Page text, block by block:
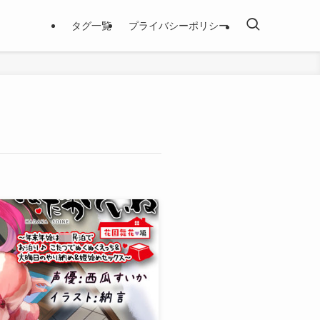
タグ一覧 プライバシーポリシー